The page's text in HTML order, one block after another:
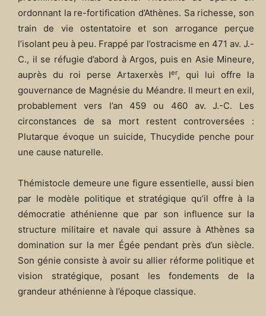
ordonnant la re-fortification d’Athènes. Sa richesse, son
train de vie ostentatoire et son arrogance perçue
l’isolant peu à peu. Frappé par l’ostracisme en 471 av. J.-
C., il se réfugie d’abord à Argos, puis en Asie Mineure,
auprès du roi perse Artaxerxès Ier, qui lui offre la
gouvernance de Magnésie du Méandre. Il meurt en exil,
probablement vers l’an 459 ou 460 av. J.-C. Les
circonstances de sa mort restent controversées :
Plutarque évoque un suicide, Thucydide penche pour
une cause naturelle.
Thémistocle demeure une figure essentielle, aussi bien
par le modèle politique et stratégique qu’il offre à la
démocratie athénienne que par son influence sur la
structure militaire et navale qui assure à Athènes sa
domination sur la mer Égée pendant près d’un siècle.
Son génie consiste à avoir su allier réforme politique et
vision stratégique, posant les fondements de la
grandeur athénienne à l’époque classique.